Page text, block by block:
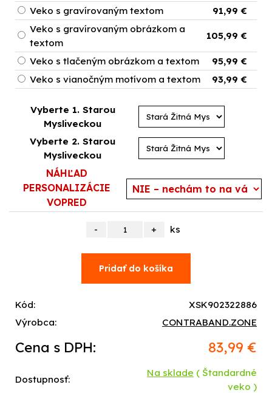
Veko s gravírovaným textom
91,99 €
Veko s gravírovaným obrázkom a
textom
105,99 €
Veko s tlačeným obrázkom a textom
95,99 €
Veko s vianočným motívom a textom
93,99 €
Vyberte 1. Starou
Mysliveckou
Vyberte 2. Starou
Mysliveckou
NÁHĽAD
PERSONALIZÁCIE
VOPRED
ks
Kód:
XSK902322886
Výrobca:
CONTRABAND.ZONE
Cena s DPH: 83,99 €
Dostupnosť:
Na sklade ( Štandardné
veko )